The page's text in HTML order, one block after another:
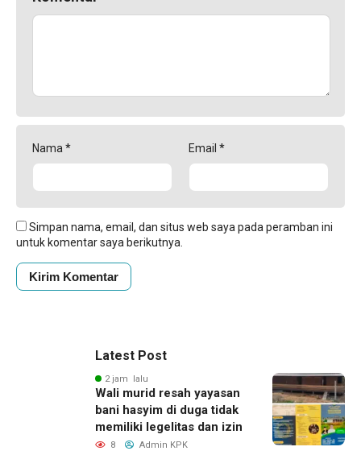
Nama * Email *
Simpan nama, email, dan situs web saya pada peramban ini
untuk komentar saya berikutnya.
Latest Post
2 jam lalu
Wali murid resah yayasan
bani hasyim di duga tidak
memiliki legelitas dan izin
8 Admin KPK